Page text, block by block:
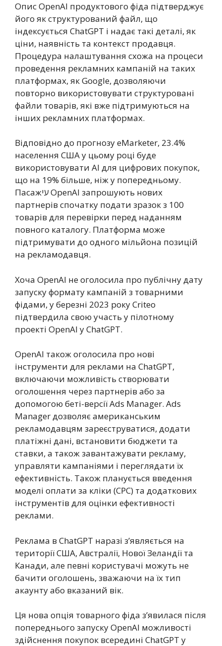
Опис OpenAI продуктового фіда підтверджує
його як структурований файл, що
індексується ChatGPT і надає такі деталі, як
ціни, наявність та контекст продавця.
Процедура налаштування схожа на процеси
проведення рекламних кампаній на таких
платформах, як Google, дозволяючи
повторно використовувати структуровані
файли товарів, які вже підтримуються на
інших рекламних платформах.
Відповідно до прогнозу eMarketer, 23.4%
населення США у цьому році буде
використовувати AI для цифрових покупок,
що на 19% більше, ніж у попередньому.
Пасажעי OpenAI запрошують нових
партнерів спочатку подати зразок з 100
товарів для перевірки перед наданням
повного каталогу. Платформа може
підтримувати до одного мільйона позицій
на рекламодавця.
Хоча OpenAI не оголосила про публічну дату
запуску формату кампаній з товарними
фідами, у березні 2023 року Criteo
підтвердила свою участь у пілотному
проекті OpenAI у ChatGPT.
OpenAI також оголосила про нові
інструменти для реклами на ChatGPT,
включаючи можливість створювати
оголошення через партнерів або за
допомогою беті-версії Ads Manager. Ads
Manager дозволяє американським
рекламодавцям зареєструватися, додати
платіжні дані, встановити бюджети та
ставки, а також завантажувати рекламу,
управляти кампаніями і переглядати їх
ефективність. Також планується введення
моделі оплати за кліки (CPC) та додаткових
інструментів для оцінки ефективності
реклами.
Реклама в ChatGPT наразі з’являється на
території США, Австралії, Нової Зеландії та
Канади, але певні користувачі можуть не
бачити оголошень, зважаючи на їх тип
акаунту або вказаний вік.
Ця нова опція товарного фіда з’явилася після
попереднього запуску OpenAI можливості
здійснення покупок всередині ChatGPT у